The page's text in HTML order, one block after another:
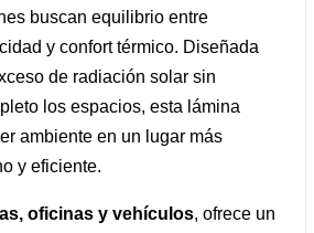
buscan equilibrio entre
y confort térmico. Diseñada
de radiación solar sin
los espacios, esta lámina
ambiente en un lugar más
y eficiente.
oficinas y vehículos, ofrece un